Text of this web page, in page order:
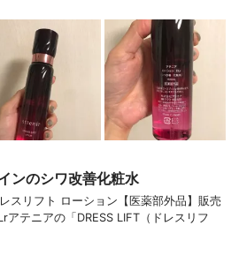
ンのシワ改善化粧水
スリフト ローション【医薬部外品】販売
アテニアの「DRESS LIFT（ドレスリフ